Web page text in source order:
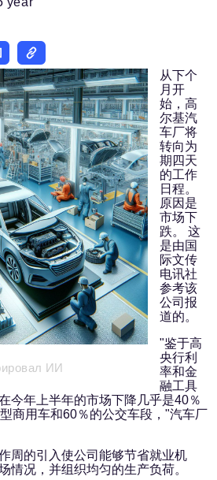
727-01-67
ИИ
从下个
月开
始，高
尔基汽
车厂将
转向为
期四天
的工作
日程。
原因是
市场下
跌。 这
是由国
际文传
电讯社
参考该
公司报
道的。
"鉴于高
央行利
率和金
融工具
今年上半年的市场下降几乎是40％
商用车和60％的公交车段，"汽车厂
周的引入使公司能够节省就业机
情况，并组织均匀的生产负荷。